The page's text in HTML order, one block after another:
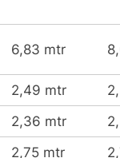
6,83 mtr
2,49 mtr
2,36 mtr
2,75 mtr